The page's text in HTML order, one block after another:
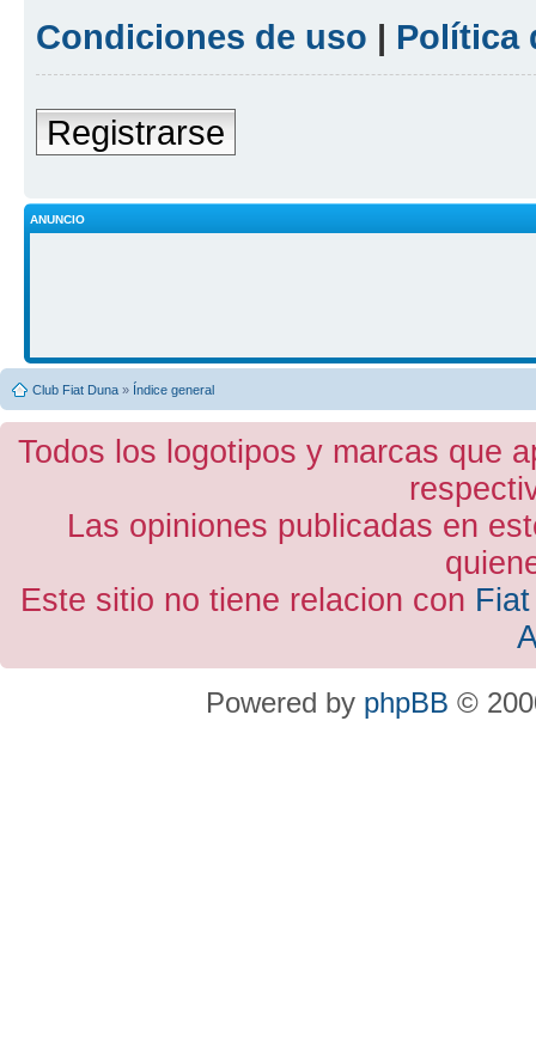
Condiciones de uso | Política
Registrarse
ANUNCIO
Club Fiat Duna » Índice general
Todos los logotipos y marcas que
Las opiniones publicadas en
Este sitio no tiene relacion con
Powered by phpBB ©